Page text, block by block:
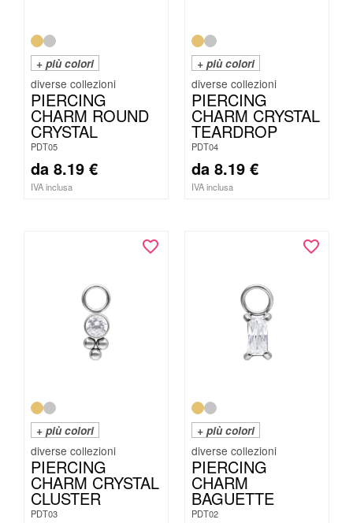
+ più colori
PIERCING
CHARM ROUND
CRYSTAL
PDT05
da 8.19 €
IVA inclusa
+ più colori
PIERCING
CHARM CRYSTAL
TEARDROP
PDT04
da 8.19 €
IVA inclusa
+ più colori
PIERCING
CHARM CRYSTAL
CLUSTER
PDT03
+ più colori
PIERCING
CHARM
BAGUETTE
PDT02